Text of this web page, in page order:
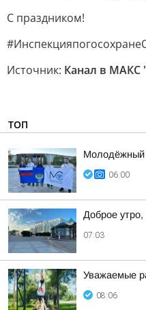
С праздником!
Источник: Канал в МАКС
ТОП
Молодёжный
06:00
Доброе
07:03
Уважаемые
08:06